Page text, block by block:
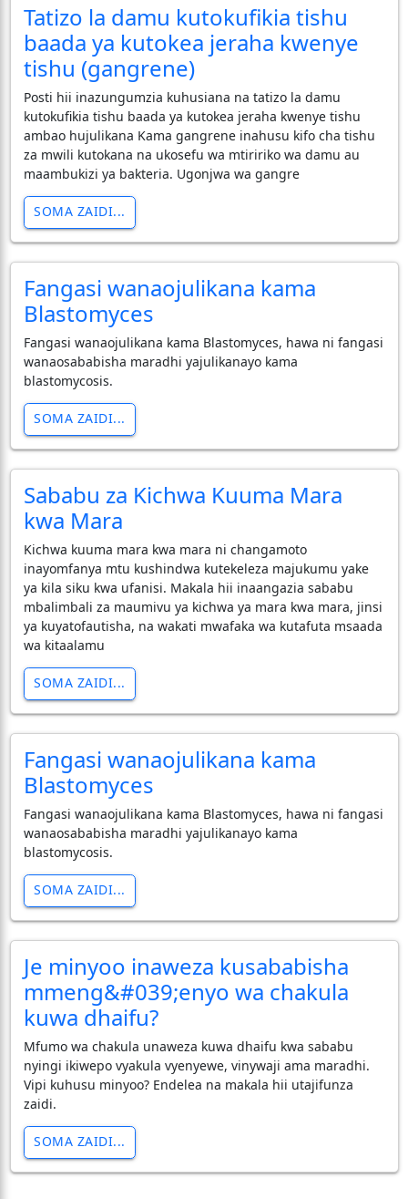
Tatizo la damu kutokufikia tishu
baada ya kutokea jeraha kwenye
tishu (gangrene)
Posti hii inazungumzia kuhusiana na tatizo la damu
kutokufikia tishu baada ya kutokea jeraha kwenye tishu
ambao hujulikana Kama gangrene inahusu kifo cha tishu
za mwili kutokana na ukosefu wa mtiririko wa damu au
maambukizi ya bakteria. Ugonjwa wa gangre
SOMA ZAIDI...
Fangasi wanaojulikana kama
Blastomyces
Fangasi wanaojulikana kama Blastomyces, hawa ni fangasi
wanaosababisha maradhi yajulikanayo kama
blastomycosis.
SOMA ZAIDI...
Sababu za Kichwa Kuuma Mara
kwa Mara
​Kichwa kuuma mara kwa mara ni changamoto
inayomfanya mtu kushindwa kutekeleza majukumu yake
ya kila siku kwa ufanisi. Makala hii inaangazia sababu
mbalimbali za maumivu ya kichwa ya mara kwa mara, jinsi
ya kuyatofautisha, na wakati mwafaka wa kutafuta msaada
wa kitaalamu
SOMA ZAIDI...
Fangasi wanaojulikana kama
Blastomyces
Fangasi wanaojulikana kama Blastomyces, hawa ni fangasi
wanaosababisha maradhi yajulikanayo kama
blastomycosis.
SOMA ZAIDI...
Je minyoo inaweza kusababisha
mmeng&#039;enyo wa chakula
kuwa dhaifu?
Mfumo wa chakula unaweza kuwa dhaifu kwa sababu
nyingi ikiwepo vyakula vyenyewe, vinywaji ama maradhi.
Vipi kuhusu minyoo? Endelea na makala hii utajifunza
zaidi.
SOMA ZAIDI...